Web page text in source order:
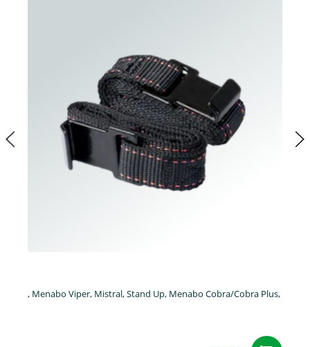
, Menabo Viper, Mistral, Stand Up, Menabo Cobra/Cobra Plus,